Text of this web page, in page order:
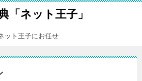
「ネット王子」
ット王子にお任せ